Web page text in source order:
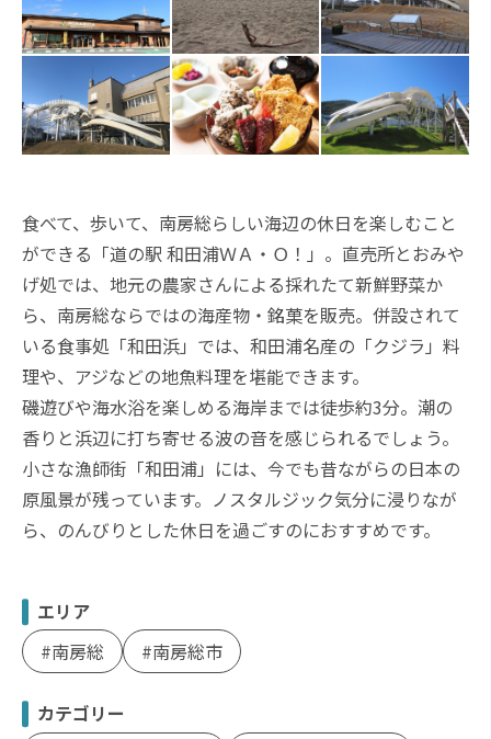
食べて、歩いて、南房総らしい海辺の休日を楽しむこと
ができる「道の駅 和田浦ＷＡ・Ｏ！」。直売所とおみや
げ処では、地元の農家さんによる採れたて新鮮野菜か
ら、南房総ならではの海産物・銘菓を販売。併設されて
いる食事処「和田浜」では、和田浦名産の「クジラ」料
理や、アジなどの地魚料理を堪能できます。
磯遊びや海水浴を楽しめる海岸までは徒歩約3分。潮の
香りと浜辺に打ち寄せる波の音を感じられるでしょう。
小さな漁師街「和田浦」には、今でも昔ながらの日本の
原風景が残っています。ノスタルジック気分に浸りなが
ら、のんびりとした休日を過ごすのにおすすめです。
エリア
南房総
南房総市
カテゴリー